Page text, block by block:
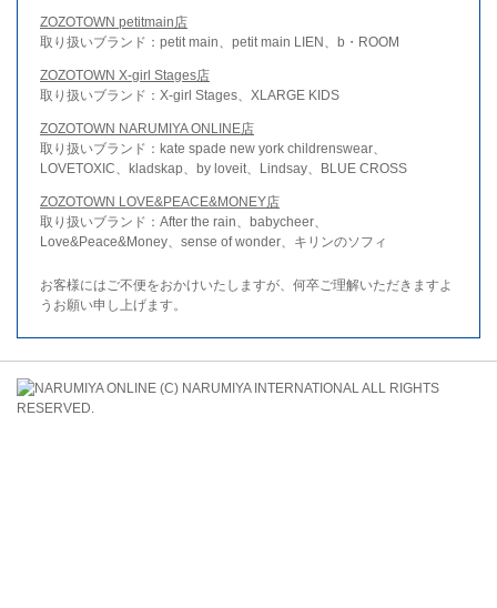
ZOZOTOWN petitmain店
取り扱いブランド：petit main、petit main LIEN、b・ROOM
ZOZOTOWN X-girl Stages店
取り扱いブランド：X-girl Stages、XLARGE KIDS
ZOZOTOWN NARUMIYA ONLINE店
取り扱いブランド：kate spade new york childrenswear、
LOVETOXIC、kladskap、by loveit、Lindsay、BLUE CROSS
ZOZOTOWN LOVE&PEACE&MONEY店
取り扱いブランド：After the rain、babycheer、
Love&Peace&Money、sense of wonder、キリンのソフィ
お客様にはご不便をおかけいたしますが、何卒ご理解いただきますよ
うお願い申し上げます。